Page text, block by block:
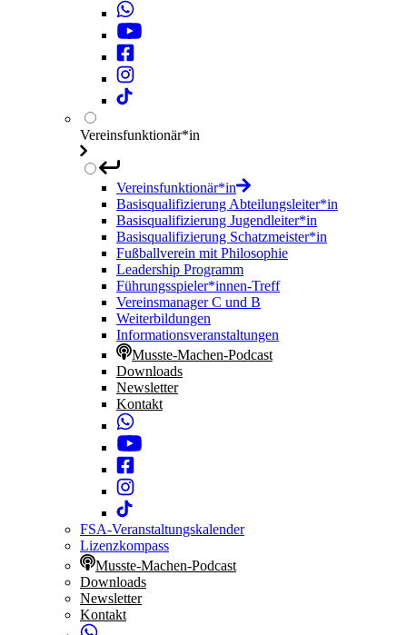
Vereinsfunktionär*in
Vereinsfunktionär*in
Basisqualifizierung Abteilungsleiter*in
Basisqualifizierung Jugendleiter*in
Basisqualifizierung Schatzmeister*in
Fußballverein mit Philosophie
Leadership Programm
Führungsspieler*innen-Treff
Vereinsmanager C und B
Weiterbildungen
Informationsveranstaltungen
Musste-Machen-Podcast
Downloads
Newsletter
Kontakt
FSA-Veranstaltungskalender
Lizenzkompass
Musste-Machen-Podcast
Downloads
Newsletter
Kontakt